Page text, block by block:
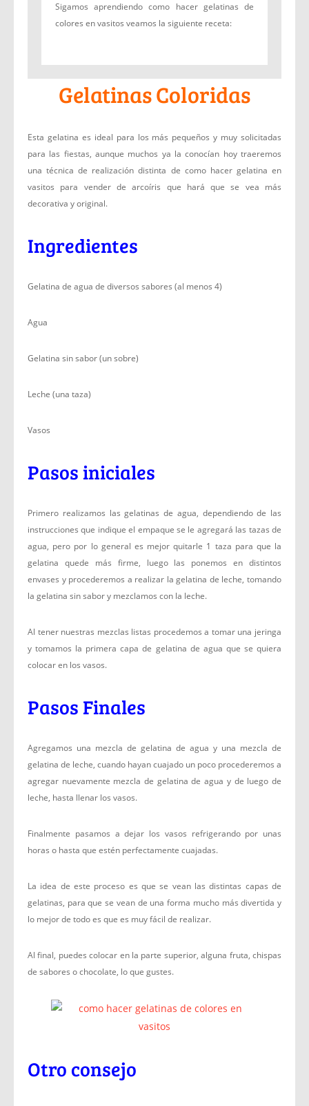
Sigamos aprendiendo como hacer gelatinas de
colores en vasitos veamos la siguiente receta:
Gelatinas Coloridas
Esta gelatina es ideal para los más pequeños y muy solicitadas
para las fiestas, aunque muchos ya la conocían hoy traeremos
una técnica de realización distinta de como hacer gelatina en
vasitos para vender de arcoíris que hará que se vea más
decorativa y original.
Ingredientes
Gelatina de agua de diversos sabores (al menos 4)
Agua
Gelatina sin sabor (un sobre)
Leche (una taza)
Vasos
Pasos iniciales
Primero realizamos las gelatinas de agua, dependiendo de las
instrucciones que indique el empaque se le agregará las tazas de
agua, pero por lo general es mejor quitarle 1 taza para que la
gelatina quede más firme, luego las ponemos en distintos
envases y procederemos a realizar la gelatina de leche, tomando
la gelatina sin sabor y mezclamos con la leche.
Al tener nuestras mezclas listas procedemos a tomar una jeringa
y tomamos la primera capa de gelatina de agua que se quiera
colocar en los vasos.
Pasos Finales
Agregamos una mezcla de gelatina de agua y una mezcla de
gelatina de leche, cuando hayan cuajado un poco procederemos a
agregar nuevamente mezcla de gelatina de agua y de luego de
leche, hasta llenar los vasos.
Finalmente pasamos a dejar los vasos refrigerando por unas
horas o hasta que estén perfectamente cuajadas.
La idea de este proceso es que se vean las distintas capas de
gelatinas, para que se vean de una forma mucho más divertida y
lo mejor de todo es que es muy fácil de realizar.
Al final, puedes colocar en la parte superior, alguna fruta, chispas
de sabores o chocolate, lo que gustes.
Otro consejo